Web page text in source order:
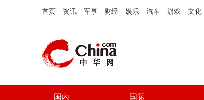
首页 资讯 军事 财经 娱乐 汽车 游戏 文化
国内 国际